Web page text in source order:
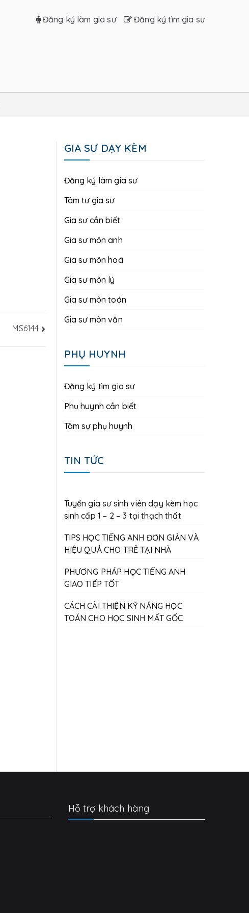
Đăng ký tìm gia sư
Đăng ký làm gia sư
MS6144
GIA SƯ DẠY KÈM
Đăng ký làm gia sư
Tâm tư gia sư
Gia sư cần biết
Gia sư môn anh
Gia sư môn hoá
Gia sư môn lý
Gia sư môn toán
Gia sư môn văn
PHỤ HUYNH
Đăng ký tìm gia sư
Phụ huynh cần biết
Tâm sự phụ huynh
TIN TỨC
Tuyển gia sư sinh viên dạy kèm học
sinh cấp 1 – 2 – 3 tại thạch thất
TIPS HỌC TIẾNG ANH ĐƠN GIẢN VÀ
HIỆU QUẢ CHO TRẺ TẠI NHÀ
PHƯƠNG PHÁP HỌC TIẾNG ANH
GIAO TIẾP TỐT
CÁCH CẢI THIỆN KỸ NĂNG HỌC
TOÁN CHO HỌC SINH MẤT GỐC
Hỗ trợ khách hàng